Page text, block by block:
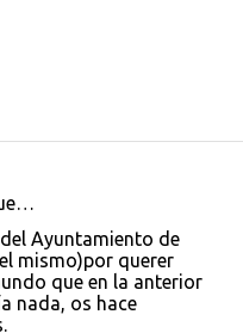
Ayuntamiento de
mismo)por querer
que en la anterior
nada, os hace